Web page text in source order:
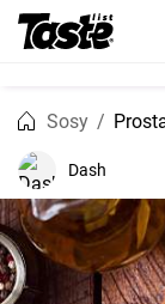
Sosy
Dash